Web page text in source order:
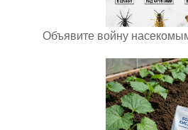
Объявите войну